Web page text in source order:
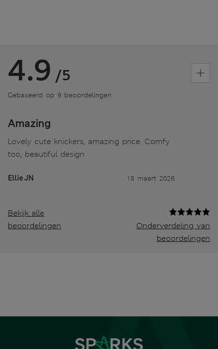
4.9 /5
Gebaseerd op 9 beoordelingen
Amazing
Lovely cute knickers, amazing price. Comfy
too, beautiful design
Ellie JN 18 maart 2026
Bekijk alle
beoordelingen
Onderverdeling van
beoordelingen